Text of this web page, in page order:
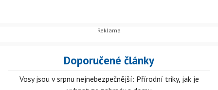
Doporučené články
Vosy jsou v srpnu nejnebezpečnější: Přírodní triky, jak je